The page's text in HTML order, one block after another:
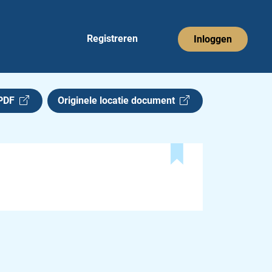
Registreren Inloggen
Originele locatie document